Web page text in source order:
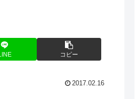
コピー
2017.02.16